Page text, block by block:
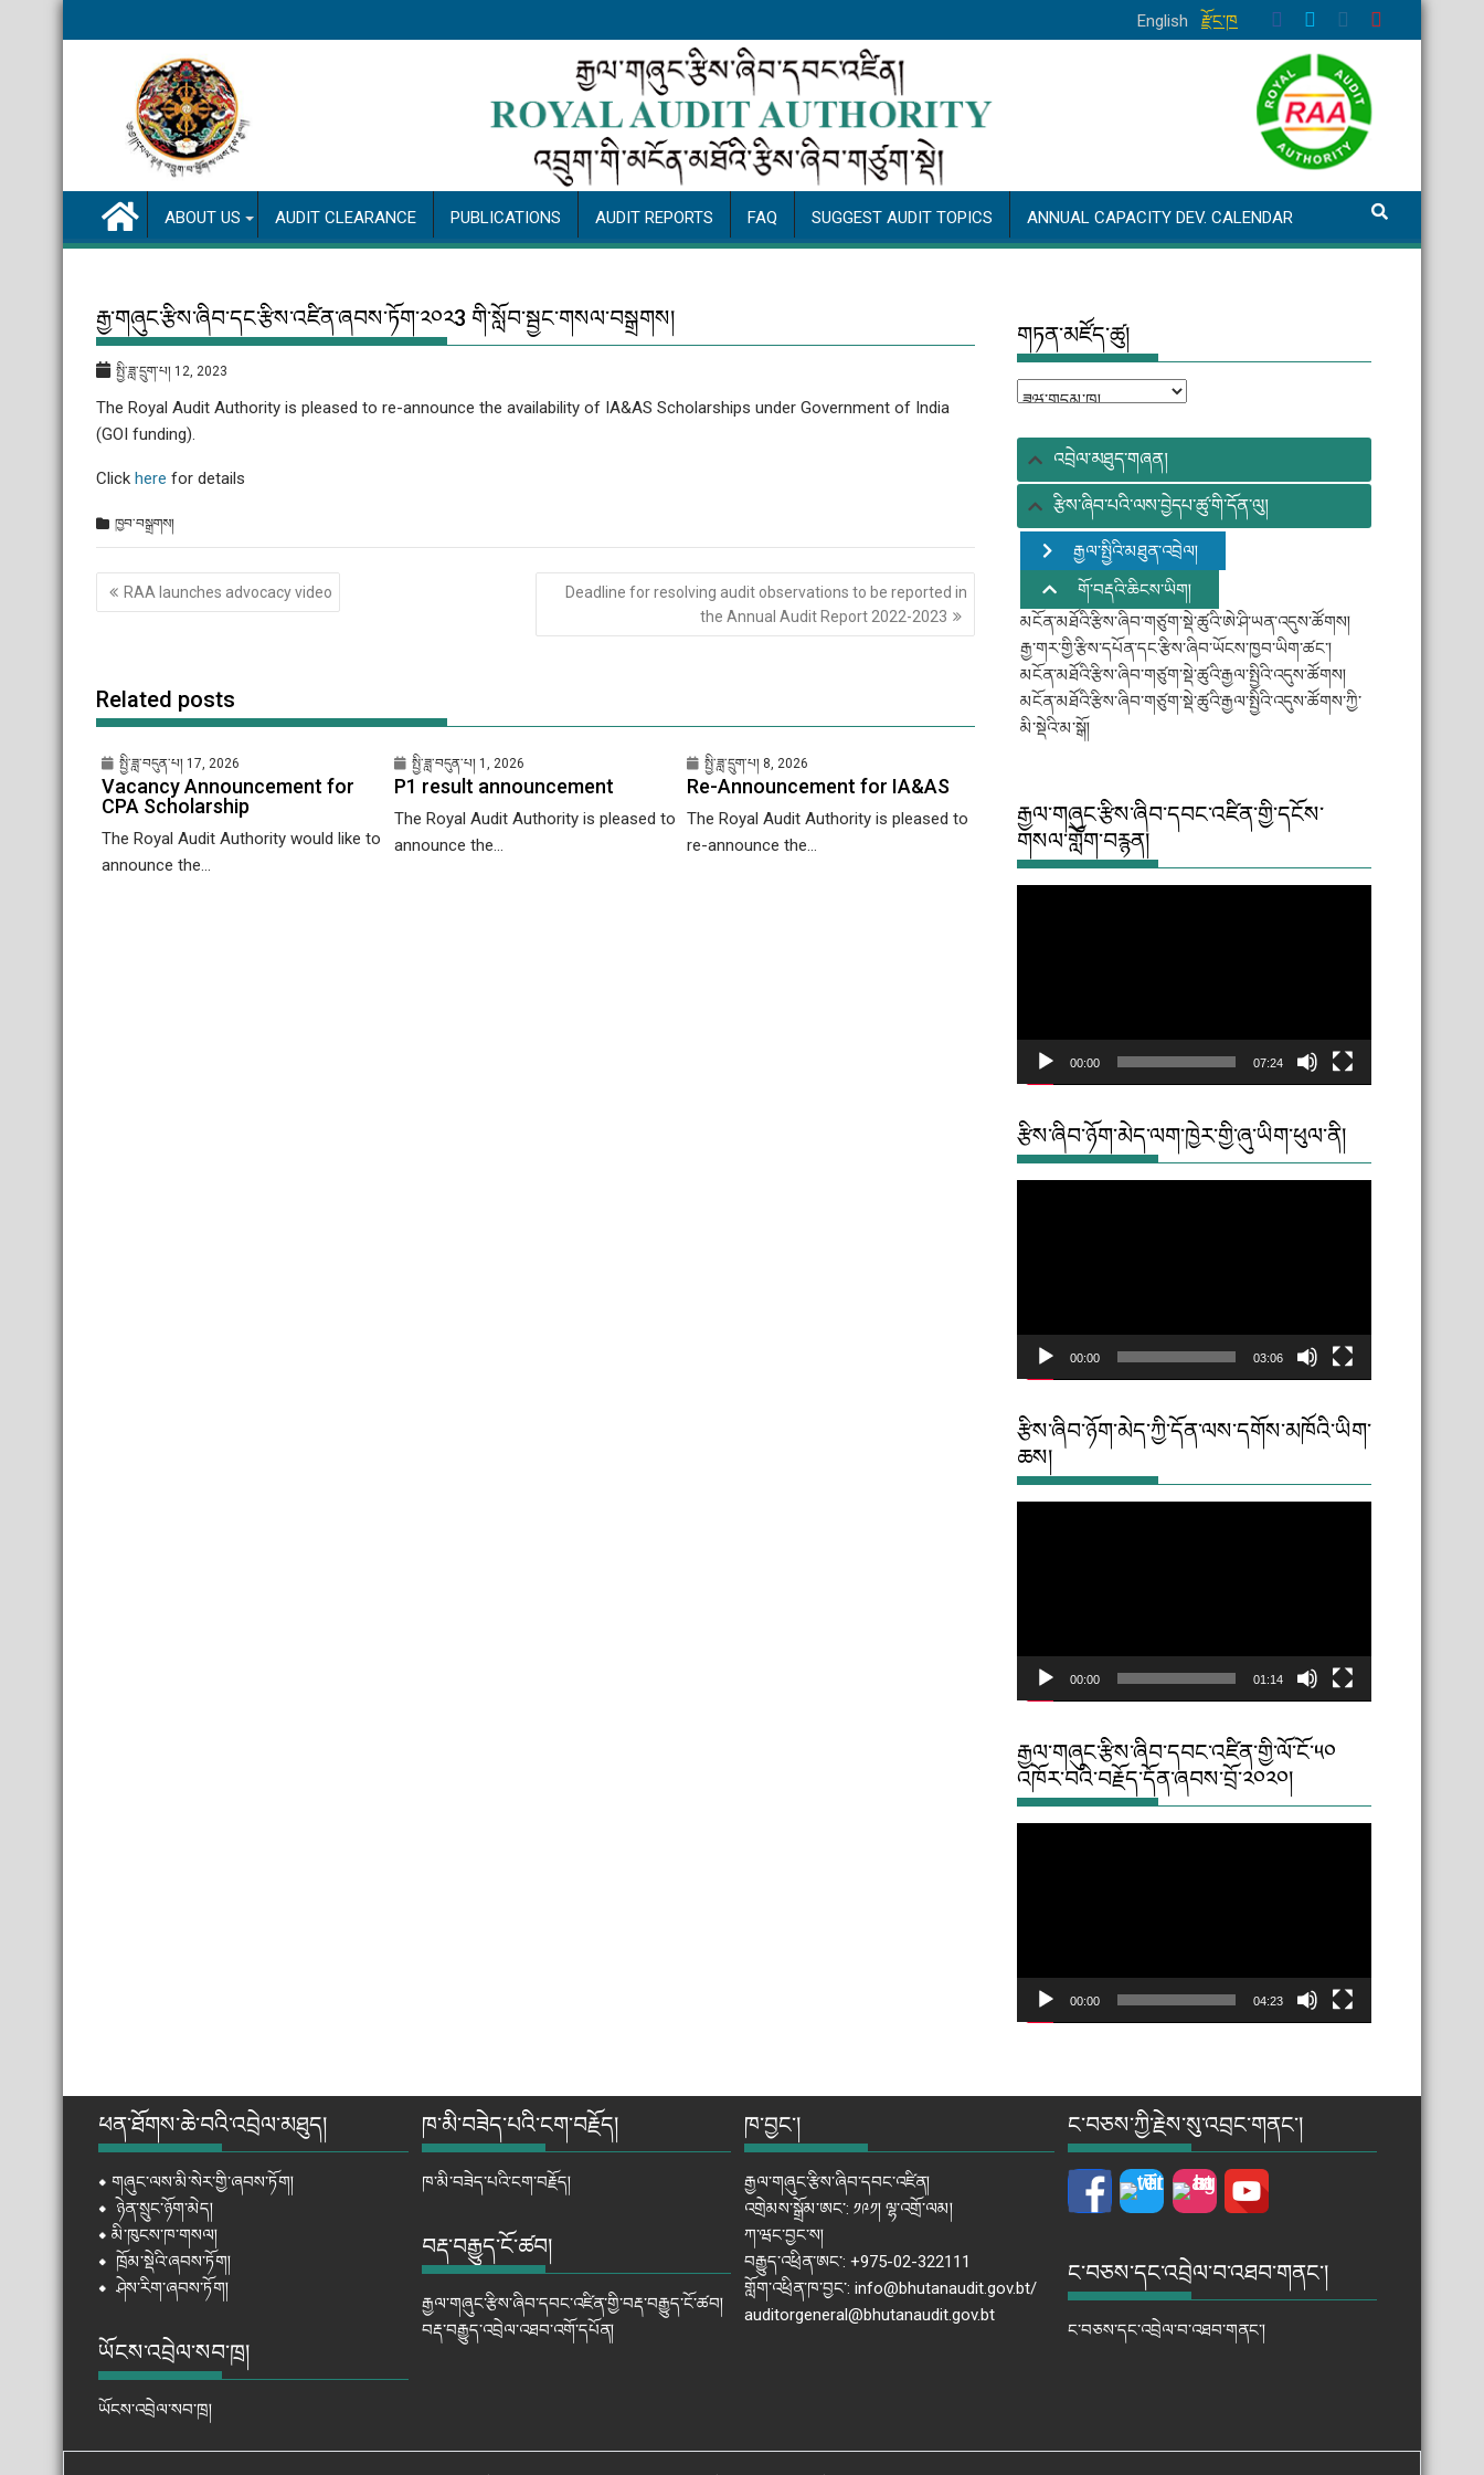
to
English རྫོང་ཁ
ABOUT US AUDIT CLEARANCE PUBLICATIONS AUDIT REPORTS FAQ SUGGEST AUDIT TOPICS ANNUAL CAPACITY DEV. CALENDAR
རྒྱ་གཞུང་རྩིས་ཞིབ་དང་རྩིས་འཛིན་ཞབས་ཏོག་༢༠༢3 གི་སློབ་སྦྱང་གསལ་བསྒྲགས།
སྤྱི་ཟླ་དྲུག་པ། 12, 2023
The Royal Audit Authority is pleased to re-announce the availability of IA&AS Scholarships under Government of India
(GOI funding).
Click here for details
ཁྱབ་བསྒྲགས།
Post
གི་
RAA launches advocacy video
Deadline for resolving audit observations to be reported in
the Annual Audit Report 2022-2023
Related posts
སྤྱི་ཟླ་བདུན་པ། 17, 2026
Vacancy Announcement for
CPA Scholarship
The Royal Audit Authority would like to
announce the...
སྤྱི་ཟླ་བདུན་པ། 1, 2026
P1 result announcement
The Royal Audit Authority is pleased to
announce the...
སྤྱི་ཟླ་དྲུག་པ། 8, 2026
Re-Announcement for IA&AS
The Royal Audit Authority is pleased to
re-announce the...
གཏན་མཛོད་ཚུ།
གཏན་
ཚུ།
འབྲེལ་མཐུད་གཞན།
རྩིས་ཞིབ་པའི་ལས་བྱེདཔ་ཚུ་གི་དོན་ལུ།
རྒྱལ་སྤྱིའི་མཐུན་འབྲེལ།
གོ་བརྡའི་ཆིངས་ཡིག།
མངོན་མཐོའི་རྩིས་ཞིབ་གཙུག་སྡེ་ཚུའི་ཨེ་ཤི་ཡན་འདུས་ཚོགས།
རྒྱ་གར་གྱི་རྩིས་དཔོན་དང་རྩིས་ཞིབ་ཡོངས་ཁྱབ་ཡིག་ཚང་།
མངོན་མཐོའི་རྩིས་ཞིབ་གཙུག་སྡེ་ཚུའི་རྒྱལ་སྤྱིའི་འདུས་ཚོགས།
མངོན་མཐོའི་རྩིས་ཞིབ་གཙུག་སྡེ་ཚུའི་རྒྱལ་སྤྱིའི་འདུས་ཚོགས་ཀྱི་
མི་སྡེའི་མ་སྒོ།
རྒྱལ་གཞུང་རྩིས་ཞིབ་དབང་འཛིན་གྱི་དངོས་
གསལ་གློག་བརྙན།
00:00 07:24
རྩིས་ཞིབ་ཉོག་མེད་ལག་ཁྱེར་གྱི་ཞུ་ཡིག་ཕུལ་ནི།
00:00 03:06
རྩིས་ཞིབ་ཉོག་མེད་ཀྱི་དོན་ལས་དགོས་མཁོའི་ཡིག་
ཆས།
00:00 01:14
རྒྱལ་གཞུང་རྩིས་ཞིབ་དབང་འཛིན་གྱི་ལོ་ངོ་༥༠
འཁོར་བའི་བརྗོད་དོན་ཞབས་བྲོ་༢༠༢༠།
00:00 04:23
ཕན་ཐོགས་ཆེ་བའི་འབྲེལ་མཐུད།
⦁ གཞུང་ལས་མི་སེར་གྱི་ཞབས་ཏོག།
⦁ ཉེན་སྲུང་ཉོག་མེད།
⦁ མི་ཁུངས་ཁ་གསལ།
⦁ ཁྲོམ་སྡེའི་ཞབས་ཏོག།
⦁ ཤེས་རིག་ཞབས་ཏོག།
ཡོངས་འབྲེལ་སབ་ཁྲ།
ཡོངས་འབྲེལ་སབ་ཁྲ།
ཁ་མི་བཟེད་པའི་ངག་བརྗོད།
ཁ་མི་བཟེད་པའི་ངག་བརྗོད།
བརྡ་བརྒྱུད་ངོ་ཚབ།
རྒྱལ་གཞུང་རྩིས་ཞིབ་དབང་འཛིན་གྱི་བརྡ་བརྒྱུད་ངོ་ཚབ།
བརྡ་བརྒྱུད་འབྲེལ་འཐབ་འགོ་དཔོན།
ཁ་བྱང་།
རྒྱལ་གཞུང་རྩིས་ཞིབ་དབང་འཛིན།
འགྲེམས་སྒྲོམ་ཨང་: ༡༩༡། ལྷ་འགྲོ་ལམ།
ཀ་ཝང་བྱང་ས།
བརྒྱུད་འཕྲིན་ཨང་: +975-02-322111
གློག་འཕྲིན་ཁ་བྱང་: info@bhutanaudit.gov.bt/
auditorgeneral@bhutanaudit.gov.bt
ང་བཅས་ཀྱི་རྗེས་སུ་འབྲང་གནང་།
ང་བཅས་དང་འབྲེལ་བ་འཐབ་གནང་།
ང་བཅས་དང་འབྲེལ་བ་འཐབ་གནང་།